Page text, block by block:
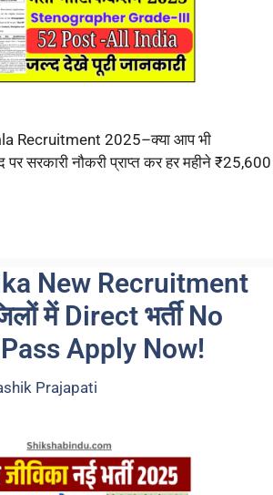
Recruitment 2025–क्या आप भी
सरकारी नौकरी प्राप्त कर हर महीने ₹25,600
New Recruitment
में Direct भर्ती No
Apply Now!
Prajapati